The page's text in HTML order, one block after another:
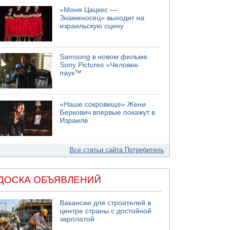
«Моня Цацкес —
Знаменосец» выходит на
израильскую сцену
Samsung в новом фильме
Sony Pictures «Человек-
паук™
«Наше сокровище» Жени
Беркович впервые покажут в
Израиле
Все статьи сайта Потребитель
ОБЪЯВЛЕНИЙ
Вакансии для строителей в
центре страны с достойной
зарплатой